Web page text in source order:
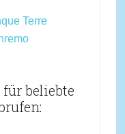
Terre
beliebte